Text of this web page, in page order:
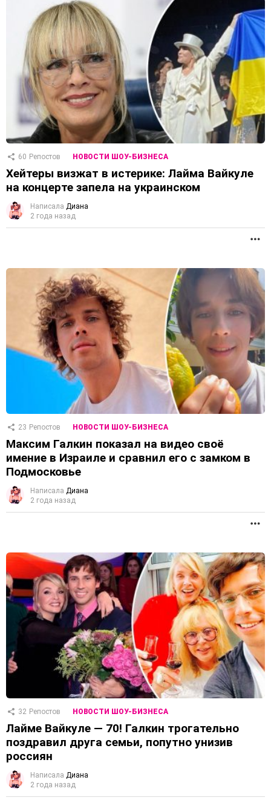
60 Репостов НОВОСТИ ШОУ-БИЗНЕСА
Хейтеры визжат в истерике: Лайма Вайкуле
на концерте запела на украинском
Написала Диана
2 года назад
23 Репостов НОВОСТИ ШОУ-БИЗНЕСА
Максим Галкин показал на видео своё
имение в Израиле и сравнил его с замком в
Подмосковье
Написала Диана
2 года назад
32 Репостов НОВОСТИ ШОУ-БИЗНЕСА
Лайме Вайкуле — 70! Галкин трогательно
поздравил друга семьи, попутно унизив
россиян
Написала Диана
2 года назад